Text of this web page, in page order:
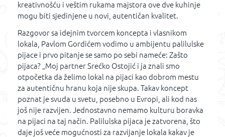
kreativnošću i veštim rukama majstora ove dve kuhinje
mogu biti sjedinjene u novi, autentičan kvalitet.
Razgovor sa idejnim tvorcem koncepta i vlasnikom
lokala, Pavlom Gordićem vodimo u ambijentu palilulske
pijace i prvo pitanje se samo po sebi nameće: Zašto
pijaca? „Moj partner Srećko Ostojić i ja znali smo
otpočetka da želimo lokal na pijaci kao dobrom mestu
za autentičnu hranu koja nije skupa. Takav koncept
poznat je svuda u svetu, posebno u Evropi, ali kod nas
još nije razvijen. Jednostavno nemamo kulturu boravka
na pijaci na taj način. Palilulska pijaca je zatvorena, što
daje još veće mogućnosti za razvijanje lokala kakav je